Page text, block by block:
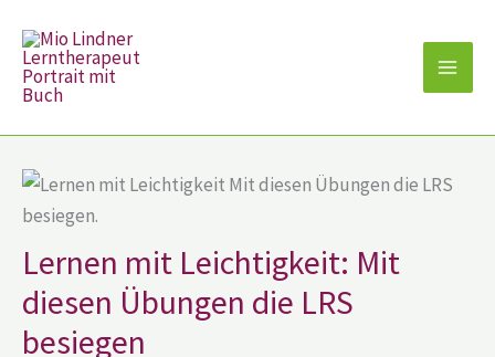
Inhalt
springen
Lernen mit Leichtigkeit: Mit
diesen Übungen die LRS
besiegen